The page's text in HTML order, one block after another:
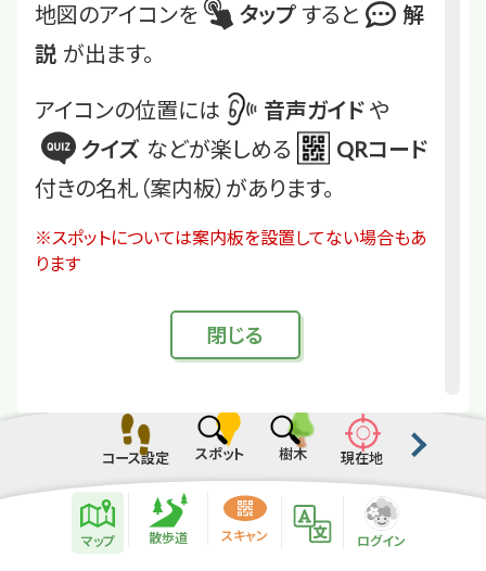
地図のアイコンを タップ すると
解
説 が出ます。
アイコンの位置には 音声ガイド や
クイズ などが楽しめる
QRコード
付きの名札（案内板）があります。
※スポットについては案内板を設置してない場合もあ
ります
閉じる
コース設定 スポット 樹木 現在地
マップ 散歩道 スキャン ログイン
散歩道紹介ページ
緑地紹介情報